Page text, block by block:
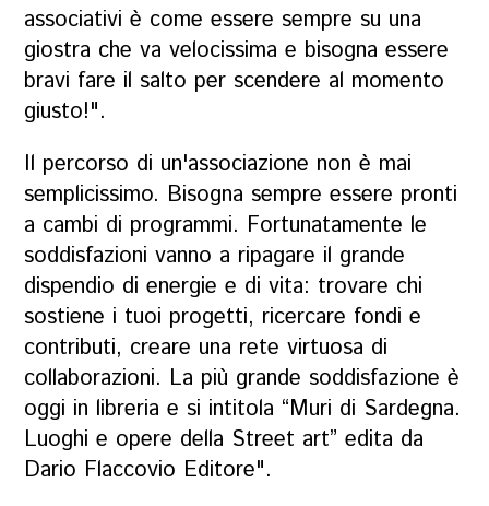
associativi è come essere sempre su una
giostra che va velocissima e bisogna essere
bravi fare il salto per scendere al momento
giusto!".
Il percorso di un'associazione non è mai
semplicissimo. Bisogna sempre essere pronti
a cambi di programmi. Fortunatamente le
soddisfazioni vanno a ripagare il grande
dispendio di energie e di vita: trovare chi
sostiene i tuoi progetti, ricercare fondi e
contributi, creare una rete virtuosa di
collaborazioni. La più grande soddisfazione è
oggi in libreria e si intitola “Muri di Sardegna.
Luoghi e opere della Street art” edita da
Dario Flaccovio Editore".